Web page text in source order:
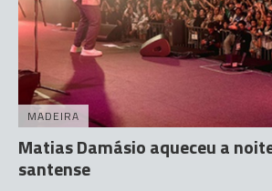
MADEIRA
Matias Damásio aqueceu a
santense